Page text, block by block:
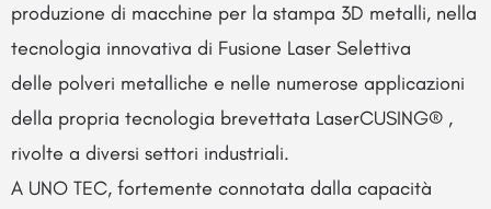
produzione di macchine per la stampa 3D metalli, nella
tecnologia innovativa di Fusione Laser Selettiva
delle polveri metalliche e nelle numerose applicazioni
della propria tecnologia brevettata LaserCUSING® ,
rivolte a diversi settori industriali.
A UNO TEC, fortemente connotata dalla capacità